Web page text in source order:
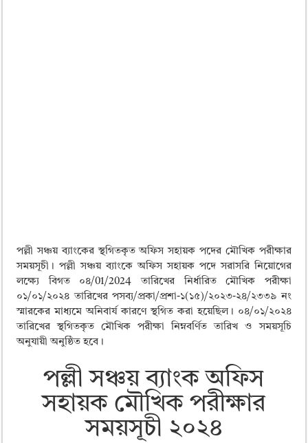
পল্লী সঞ্চয় ব্যাংকের স্থগিতকৃত অফিস সহায়ক পদের মৌখিক পরীক্ষার
সময়সূচী। পল্লী সঞ্চয় ব্যাংকে অফিস সহায়ক পদে সরাসরি নিয়োগের
লক্ষ্যে বিগত ০৪/01/2024 তারিখের নির্ধারিত মৌখিক পরীক্ষা
০১/০১/২০২৪ তারিখের পসব্য/প্রকা/প্রশা-১(১৫)/২০২৩-২৪/২৩৩৯ নং
স্মারকের মাধ্যমে অনিবার্য কারণে স্থগিত করা হয়েছিল। ০৪/০১/২০২৪
তারিখের স্থগিতকৃত মৌখিক পরীক্ষা নিম্নবর্ণিত তারিখ ও সময়সূচি
অনুযায়ী অনুষ্ঠিত হবে।
পল্লী সঞ্চয় ব্যাংক অফিস
সহায়ক মৌখিক পরীক্ষার
সময়সূচী ২০২৪